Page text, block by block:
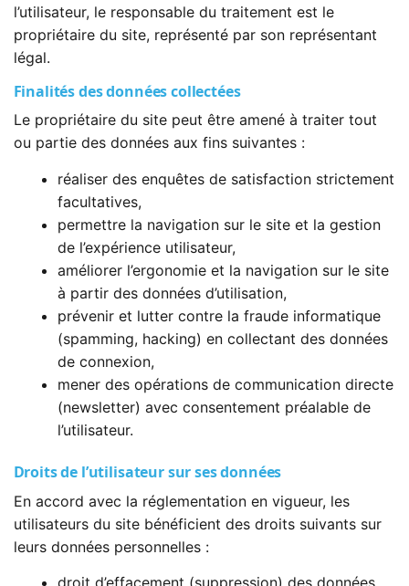
l’utilisateur, le responsable du traitement est le
propriétaire du site, représenté par son représentant
légal.
Finalités des données collectées
Le propriétaire du site peut être amené à traiter tout
ou partie des données aux fins suivantes :
réaliser des enquêtes de satisfaction strictement
facultatives,
permettre la navigation sur le site et la gestion
de l’expérience utilisateur,
améliorer l’ergonomie et la navigation sur le site
à partir des données d’utilisation,
prévenir et lutter contre la fraude informatique
(spamming, hacking) en collectant des données
de connexion,
mener des opérations de communication directe
(newsletter) avec consentement préalable de
l’utilisateur.
Droits de l’utilisateur sur ses données
En accord avec la réglementation en vigueur, les
utilisateurs du site bénéficient des droits suivants sur
leurs données personnelles :